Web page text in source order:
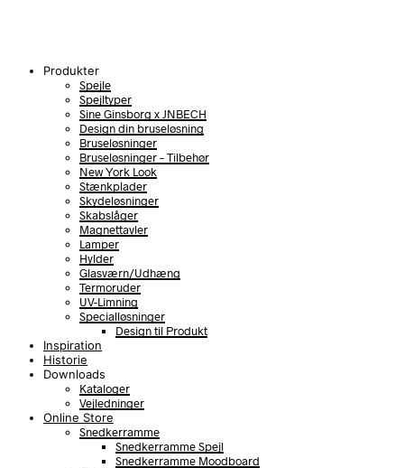
Produkter
Spejle
Spejltyper
Sine Ginsborg x JNBECH
Design din bruseløsning
Bruseløsninger
Bruseløsninger – Tilbehør
New York Look
Stænkplader
Skydeløsninger
Skabslåger
Magnettavler
Lamper
Hylder
Glasværn/Udhæng
Termoruder
UV-Limning
Specialløsninger
Design til Produkt
Inspiration
Historie
Downloads
Kataloger
Vejledninger
Online Store
Snedkerramme
Snedkerramme Spejl
Snedkerramme Moodboard